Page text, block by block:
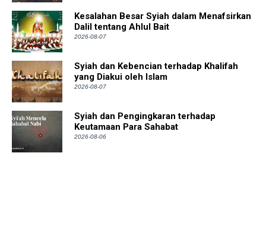
Kesalahan Besar Syiah dalam Menafsirkan
Dalil tentang Ahlul Bait
2026-08-07
Syiah dan Kebencian terhadap Khalifah
yang Diakui oleh Islam
2026-08-07
Syiah dan Pengingkaran terhadap
Keutamaan Para Sahabat
2026-08-06